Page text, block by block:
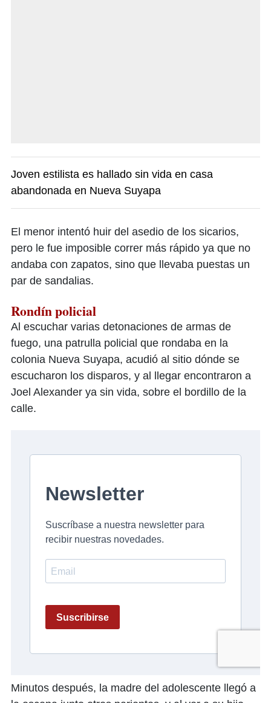
Joven estilista es hallado sin vida en casa
abandonada en Nueva Suyapa
El menor intentó huir del asedio de los sicarios,
pero le fue imposible correr más rápido ya que no
andaba con zapatos, sino que llevaba puestas un
par de sandalias.
Rondín policial
Al escuchar varias detonaciones de armas de
fuego, una patrulla policial que rondaba en la
colonia Nueva Suyapa, acudió al sitio dónde se
escucharon los disparos, y al llegar encontraron a
Joel Alexander ya sin vida, sobre el bordillo de la
calle.
Minutos después, la madre del adolescente llegó a